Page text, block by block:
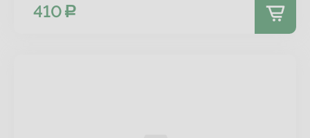
410